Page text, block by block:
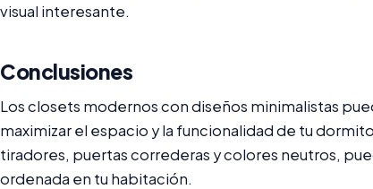
visual interesante.
Conclusiones
Los closets modernos con diseños minimalistas
maximizar el espacio y la funcionalidad de tu
tiradores, puertas correderas y colores neutros,
ordenada en tu habitación.